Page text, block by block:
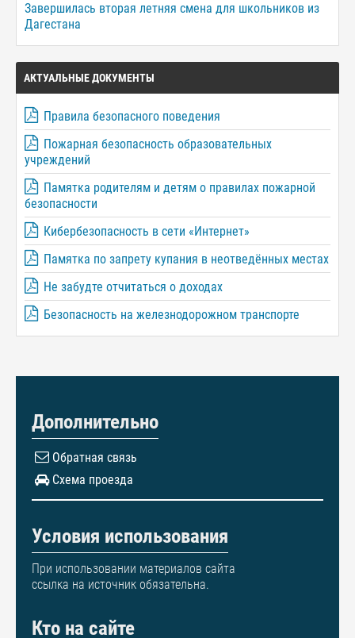
Завершилась вторая летняя смена для школьников из
Дагестана
АКТУАЛЬНЫЕ ДОКУМЕНТЫ
Правила безопасного поведения
Пожарная безопасность образовательных
учреждений
Памятка родителям и детям о правилах пожарной
безопасности
Кибербезопасность в сети «Интернет»
Памятка по запрету купания в неотведённых местах
Не забудте отчитаться о доходах
Безопасность на железнодорожном транспорте
Дополнительно
Обратная связь
Схема проезда
Условия использования
При использовании материалов сайта
ссылка на источник обязательна.
Кто на сайте